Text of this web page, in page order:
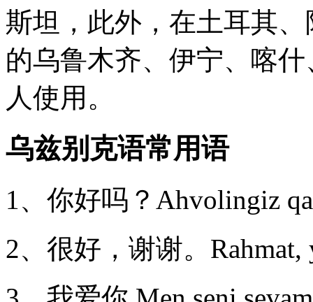
斯坦，此外，在土耳其
的乌鲁木齐、伊宁、喀
人使用。
乌兹别克语常用语
1、你好吗？Ahvolingiz
2、很好，谢谢。Rahmat,